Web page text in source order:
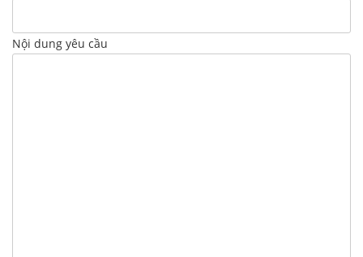
Nội dung yêu cầu